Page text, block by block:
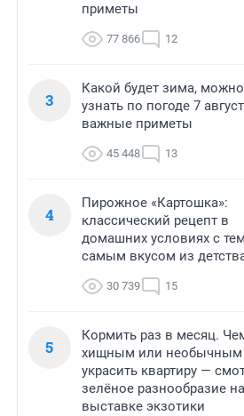
приметы
77 866 12
3
Какой будет зима, можно
узнать по погоде 7
важные приметы
45 448 13
4
Пирожное «Картошка»:
классический рецепт в
домашних условиях с тем
самым вкусом из
30 739 15
5
Кормить раз в месяц.
хищным или необычным
украсить квартиру —
зелёное разнообразие на
выставке экзотики